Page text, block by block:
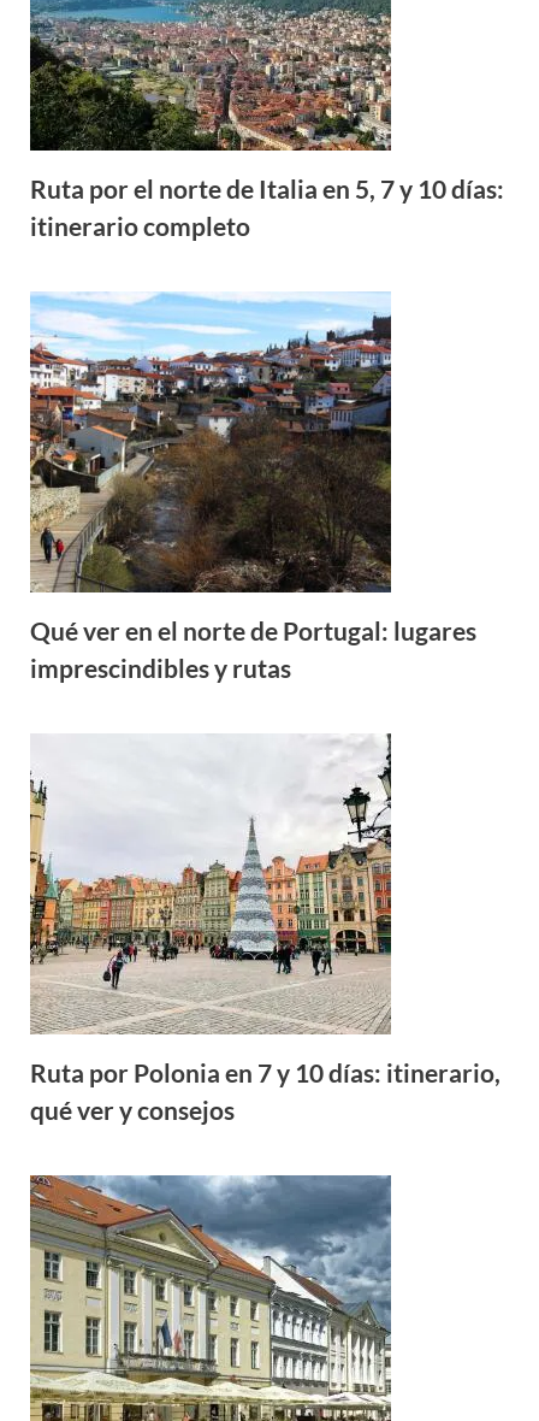
Ruta por el norte de Italia en 5, 7 y 10 días:
itinerario completo
Qué ver en el norte de Portugal: lugares
imprescindibles y rutas
Ruta por Polonia en 7 y 10 días: itinerario,
qué ver y consejos